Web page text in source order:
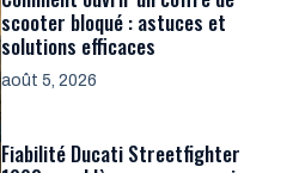
scooter bloqué : astuces et
solutions efficaces
août 5, 2026
Fiabilité Ducati Streetfighter